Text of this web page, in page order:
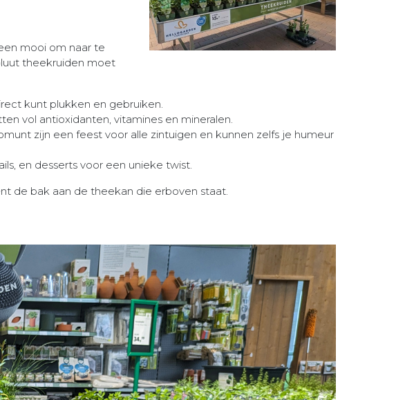
mooi om naar te
theekruiden moet
kunt plukken en gebruiken.
vol antioxidanten, vitamines en mineralen.
zijn een feest voor alle zintuigen en kunnen zelfs je humeur
en desserts voor een unieke twist.
de bak aan de theekan die erboven staat.